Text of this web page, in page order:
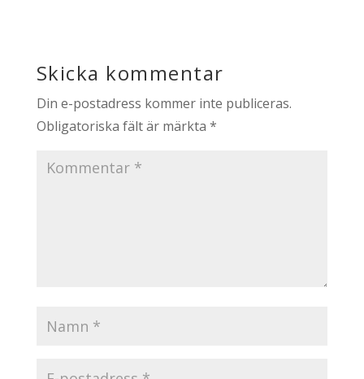
Skicka kommentar
Din e-postadress kommer inte publiceras.
Obligatoriska fält är märkta *